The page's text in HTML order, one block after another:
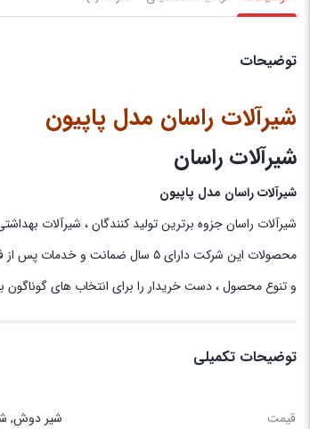
توضیحات
شیرآلات راسان مدل پاپیون
شیرآلات راسان
شیرآلات راسان مدل پاپیون
شیرآلات راسان جزوه برترین تولید کنندگان ، شیرآلات
محصولات این شرکت دارای ۵ سال ضمانت و خدمات پس از فروش رایگان می باشد.
و تنوع محصول ، دست خریدار را برای انتخاب های گوناگون
توضیحات تکمیلی
قیمت شیر دوش,